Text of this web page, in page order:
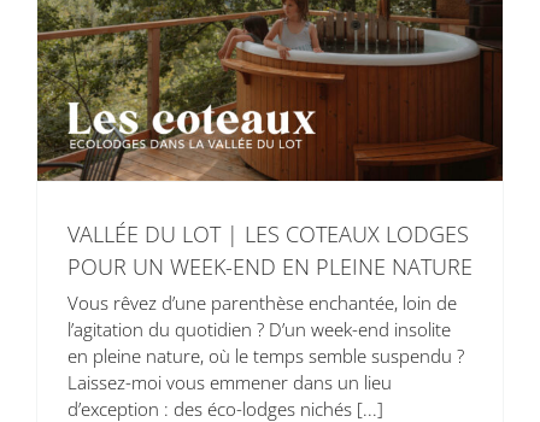
VALLÉE DU LOT | LES COTEAUX LODGES
POUR UN WEEK-END EN PLEINE NATURE
Vous rêvez d’une parenthèse enchantée, loin de
l’agitation du quotidien ? D’un week-end insolite
en pleine nature, où le temps semble suspendu ?
Laissez-moi vous emmener dans un lieu
d’exception : des éco-lodges nichés [...]